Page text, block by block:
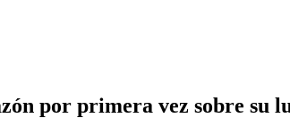
por primera vez sobre su